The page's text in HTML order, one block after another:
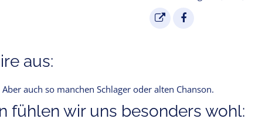
aus:
auch so manchen Schlager oder alten Chanson.
fühlen wir uns besonders wohl: